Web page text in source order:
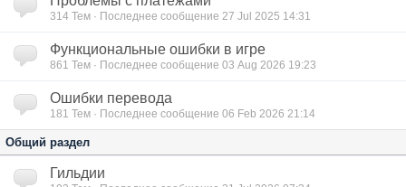
314 Тем · Последнее сообщение 27 Jul 2025 14:31
Функциональные ошибки в игре
861 Тем · Последнее сообщение 03 Aug 2026 19:23
Ошибки перевода
181 Тем · Последнее сообщение 06 Feb 2026 21:14
Общий раздел
Гильдии